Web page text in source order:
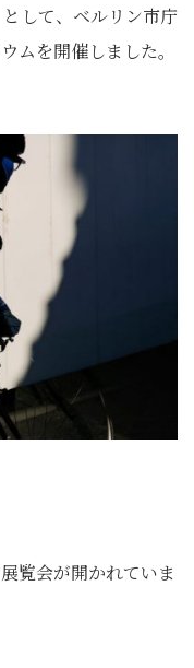
して、ベルリン市庁
ムを開催しました。
覧会が開かれていま